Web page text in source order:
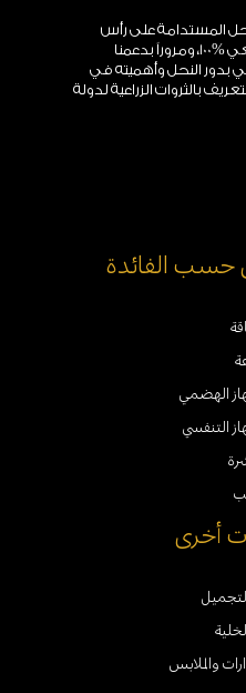
المستدامة على رأس
أولوياتنا، بدءاً من منتجات العسل الطبيعي %100، ومروراً بدعمنا
بدور النحل وأهميته في
بالثروات الزراعية لدولة
الفائدة
الهضمي
التنفسي
أخرى
والملابس